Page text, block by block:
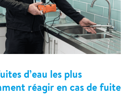
d’eau les plus
réagir en cas de fuite